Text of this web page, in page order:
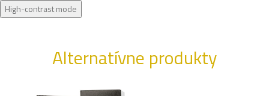
High-contrast mode
Alternatívne produkty